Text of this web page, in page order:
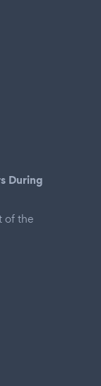
During
of the